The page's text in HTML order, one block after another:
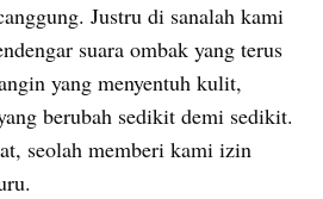
Justru di sanalah kami
suara ombak yang terus
yang menyentuh kulit,
berubah sedikit demi sedikit.
seolah memberi kami izin